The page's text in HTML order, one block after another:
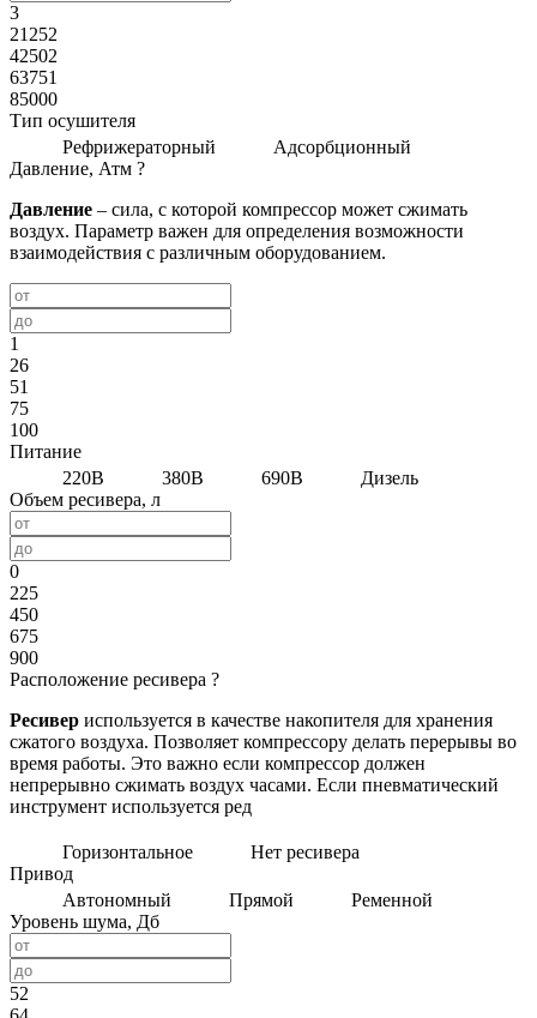
3
21252
42502
63751
85000
Тип осушителя
Рефрижераторный
Адсорбционный
Давление, Атм ?
Давление – сила, с которой компрессор может сжимать
воздух. Параметр важен для определения возможности
взаимодействия с различным оборудованием.
1
26
51
75
100
Питание
220В
380В 690В
Дизель
Объем ресивера, л
0
225
450
675
900
Расположение ресивера ?
Ресивер используется в качестве накопителя для хранения
сжатого воздуха. Позволяет компрессору делать перерывы во
время работы. Это важно если компрессор должен
непрерывно сжимать воздух часами. Если пневматический
инструмент используется ред
Горизонтальное
Нет ресивера
Привод
Автономный
Прямой
Ременной
Уровень шума, Дб
52